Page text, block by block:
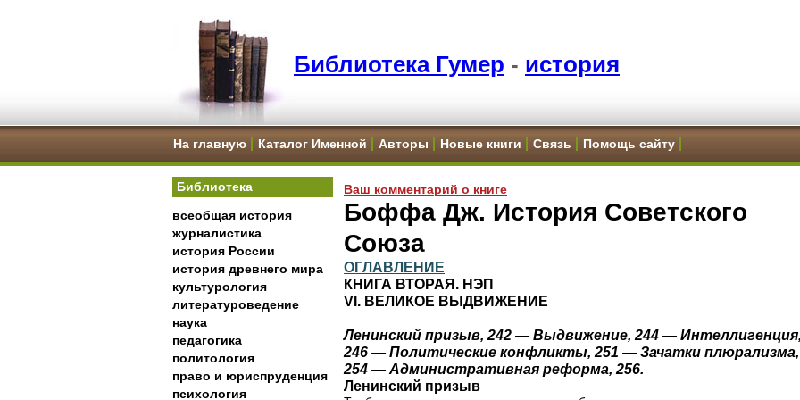
Библиотека Гумер - история
На главную Каталог Именной Авторы Новые книги Связь Помощь сайту
Библиотека
всеобщая история
журналистика
история России
история древнего мира
культурология
литературоведение
наука
педагогика
политология
право и юриспруденция
психология
Ваш комментарий о книге
Боффа Дж. История Советского
Союза
ОГЛАВЛЕНИЕ
КНИГА ВТОРАЯ. НЭП
VI. ВЕЛИКОЕ ВЫДВИЖЕНИЕ
Ленинский призыв, 242 — Выдвижение, 244 —
246 — Политические конфликты, 251 — Зачатки плюрализма,
254 — Административная реформа, 256.
Ленинский призыв